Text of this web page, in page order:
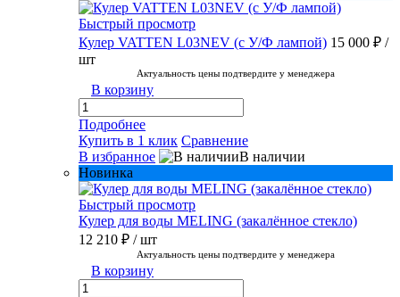
Быстрый просмотр
Кулер VATTEN L03NEV (с У/Ф лампой) 15 000 ₽ /
шт
Актуальность цены подтвердите у менеджера
В корзину
Подробнее
Купить в 1 клик Сравнение
В избранное
В наличии
Новинка
Быстрый просмотр
Кулер для воды MELING (закалённое стекло)
12 210 ₽ / шт
Актуальность цены подтвердите у менеджера
В корзину